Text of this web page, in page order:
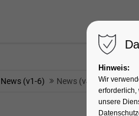
News (v1-6) News (v4)
Hinweis:
Wir
erforderlich,
unsere